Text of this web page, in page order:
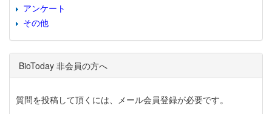
アンケート
その他
BioToday 非会員の方へ
質問を投稿して頂くには、メール会員登録が必要です。